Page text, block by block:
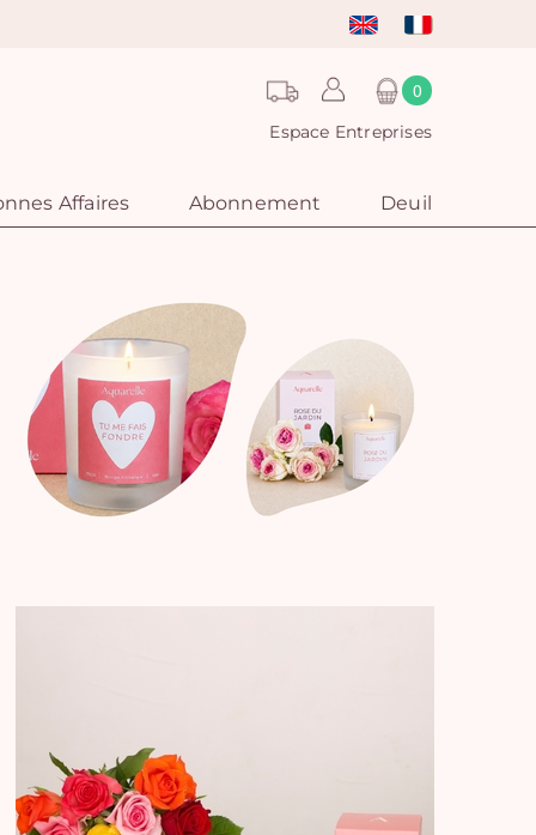
0
Espace Entreprises
Affaires Abonnement Deuil